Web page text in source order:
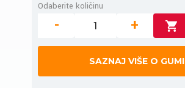
Odaberite količinu
- +
SAZNAJ VIŠE O GUMI